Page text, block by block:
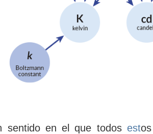
sentido en el que todos est